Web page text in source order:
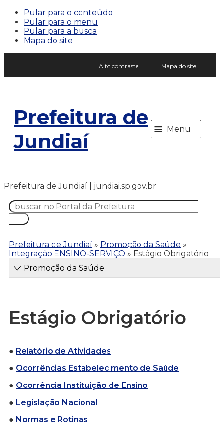
Pular para o conteúdo
Pular para o menu
Pular para a busca
Mapa do site
Alto contraste Mapa do site
Prefeitura de
Jundiaí
≡ Menu
Prefeitura de Jundiaí | jundiai.sp.gov.br
Prefeitura de Jundiaí » Promoção da Saúde »
Integração ENSINO-SERVIÇO » Estágio Obrigatório
Promoção da Saúde
Estágio Obrigatório
● Relatório de Atividades
● Ocorrências Estabelecimento de Saúde
● Ocorrência Instituição de Ensino
● Legislação Nacional
● Normas e Rotinas